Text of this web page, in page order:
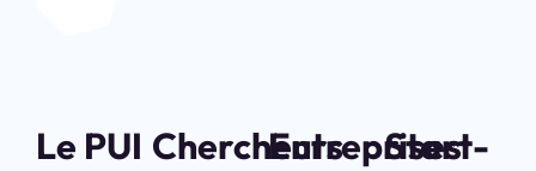
Le PUI ChercheursEntreprises
Start-